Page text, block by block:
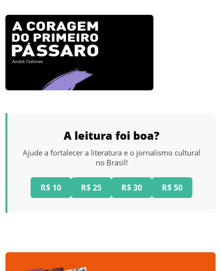
A leitura foi boa?
Ajude a fortalecer a literatura e o jornalismo cultural
no Brasil!
R$ 10 R$ 25 R$ 30 R$ 50